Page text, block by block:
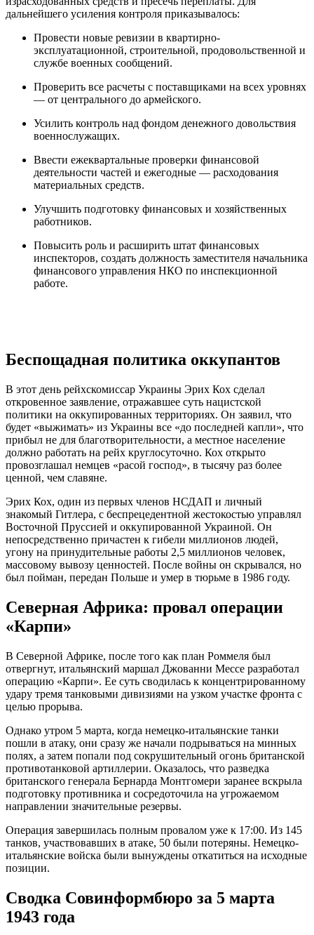
дальнейшего усиления контроля приказывалось:
Провести новые ревизии в квартирно-
эксплуатационной, строительной, продовольственной и
службе военных сообщений.
Проверить все расчеты с поставщиками на всех уровнях
— от центрального до армейского.
Усилить контроль над фондом денежного довольствия
военнослужащих.
Ввести ежеквартальные проверки финансовой
деятельности частей и ежегодные — расходования
материальных средств.
Улучшить подготовку финансовых и хозяйственных
работников.
Повысить роль и расширить штат финансовых
инспекторов, создать должность заместителя начальника
финансового управления НКО по инспекционной
работе.
Беспощадная политика оккупантов
В этот день рейхскомиссар Украины Эрих Кох сделал
откровенное заявление, отражавшее суть нацистской
политики на оккупированных территориях. Он заявил, что
будет «выжимать» из Украины все «до последней капли», что
прибыл не для благотворительности, а местное население
должно работать на рейх круглосуточно. Кох открыто
провозглашал немцев «расой господ», в тысячу раз более
ценной, чем славяне.
Эрих Кох, один из первых членов НСДАП и личный
знакомый Гитлера, с беспрецедентной жестокостью управлял
Восточной Пруссией и оккупированной Украиной. Он
непосредственно причастен к гибели миллионов людей,
угону на принудительные работы 2,5 миллионов человек,
массовому вывозу ценностей. После войны он скрывался, но
был пойман, передан Польше и умер в тюрьме в 1986 году.
Северная Африка: провал операции
«Карпи»
В Северной Африке, после того как план Роммеля был
отвергнут, итальянский маршал Джованни Мессе разработал
операцию «Карпи». Ее суть сводилась к концентрированному
удару тремя танковыми дивизиями на узком участке фронта с
целью прорыва.
Однако утром 5 марта, когда немецко-итальянские танки
пошли в атаку, они сразу же начали подрываться на минных
полях, а затем попали под сокрушительный огонь британской
противотанковой артиллерии. Оказалось, что разведка
британского генерала Бернарда Монтгомери заранее вскрыла
подготовку противника и сосредоточила на угрожаемом
направлении значительные резервы.
Операция завершилась полным провалом уже к 17:00. Из 145
танков, участвовавших в атаке, 50 были потеряны. Немецко-
итальянские войска были вынуждены откатиться на исходные
позиции.
Сводка Совинформбюро за 5 марта
1943 года